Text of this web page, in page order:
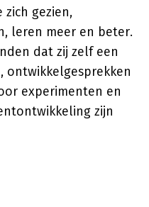
zich gezien,
leren meer en beter.
dat zij zelf een
ontwikkelgesprekken
experimenten en
zijn